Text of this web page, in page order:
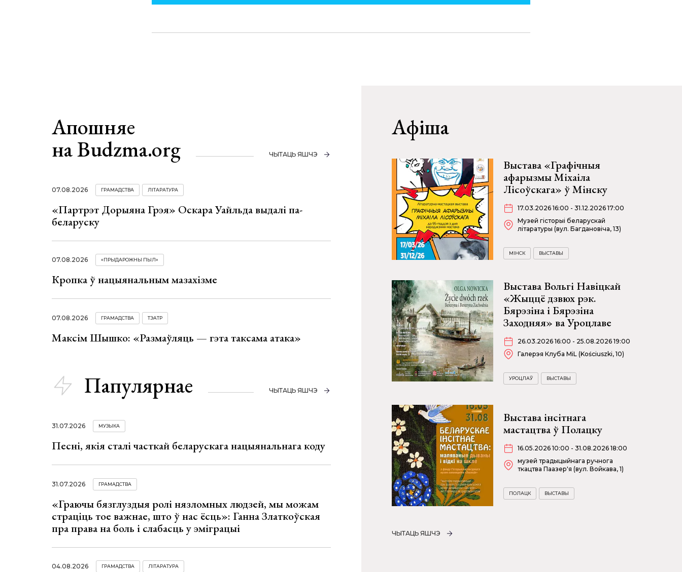
Апошняе
на Budzma.org
ЧЫТАЦЬ ЯШЧЭ
07.08.2026 ГРАМАДСТВА ЛІТАРАТУРА
«Партрэт Дорыяна Грэя» Оскара Уайльда выдалі па-
беларуску
07.08.2026 «ПРЫДАРОЖНЫ ПЫЛ»
Кропка ў нацыянальным мазахізме
07.08.2026 ГРАМАДСТВА ТЭАТР
Максім Шышко: «Размаўляць — гэта таксама атака»
Папулярнае ЧЫТАЦЬ ЯШЧЭ
31.07.2026 МУЗЫКА
Песні, якія сталі часткай беларускага нацыянальнага коду
31.07.2026 ГРАМАДСТВА
«Граючы бязглуздыя ролі нязломных людзей, мы можам
страціць тое важнае, што ў нас ёсць»: Ганна Златкоўская
пра права на боль і слабасць у эміграцыі
04.08.2026 ГРАМАДСТВА ЛІТАРАТУРА
Афіша
Выстава «Графічныя
афарызмы Міхаіла
Лісоўскага» ў Мінску
17.03.2026 16:00 - 31.12.2026 17:00
Музей гісторыі беларускай
літаратуры (вул. Багдановіча, 13)
МІНСК ВЫСТАВЫ
Выстава Вольгі Навіцкай
«Жыццё дзвюх рэк.
Бярэзіна і Бярэзіна
Заходняя» ва Уроцлаве
26.03.2026 16:00 - 25.08.2026 19:00
Галерэя Клуба MiL (Kościuszki, 10)
УРОЦЛАЎ ВЫСТАВЫ
Выстава інсітнага
мастацтва ў Полацку
16.05.2026 10:00 - 31.08.2026 18:00
музей традыцыйнага ручнога
ткацтва Паазер'я (вул. Войкава, 1)
ПОЛАЦК ВЫСТАВЫ
ЧЫТАЦЬ ЯШЧЭ